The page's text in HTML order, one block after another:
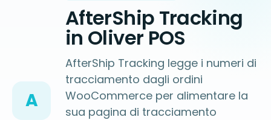
A
AfterShip Tracking
in Oliver POS
AfterShip Tracking legge i numeri di
tracciamento dagli ordini
WooCommerce per alimentare la
sua pagina di tracciamento